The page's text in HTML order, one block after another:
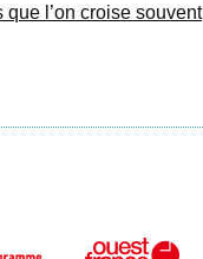
que l’on croise souvent